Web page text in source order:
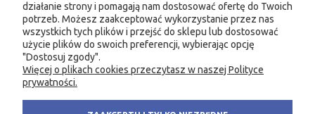
PRODUKTY
KONTAKT KSIĘGARNIA FACHOWA.PL
działanie strony i pomagają nam dostosować ofertę do Twoich
potrzeb. Możesz zaakceptować wykorzystanie przez nas
wszystkich tych plików i przejść do sklepu lub dostosować
użycie plików do swoich preferencji, wybierając opcję
"Dostosuj zgody".
Więcej o plikach cookies przeczytasz w naszej Polityce
prywatności.